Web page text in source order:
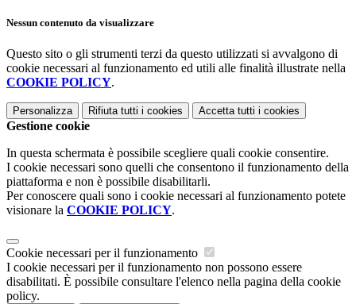
Nessun contenuto da visualizzare
Questo sito o gli strumenti terzi da questo utilizzati si avvalgono di
cookie necessari al funzionamento ed utili alle finalità illustrate nella
COOKIE POLICY.
Personalizza Rifiuta tutti i cookies Accetta tutti i cookies
Gestione cookie
In questa schermata è possibile scegliere quali cookie consentire.
I cookie necessari sono quelli che consentono il funzionamento della
piattaforma e non è possibile disabilitarli.
Per conoscere quali sono i cookie necessari al funzionamento potete
visionare la COOKIE POLICY.
Cookie necessari per il funzionamento
I cookie necessari per il funzionamento non possono essere
disabilitati. È possibile consultare l'elenco nella pagina della cookie
policy.